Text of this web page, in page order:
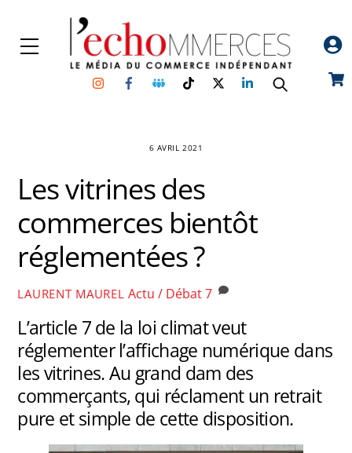
content
Menu
InstagramFacebookGroupe
Facebook
TikTokTwitterLinkedin
6 AVRIL 2021
Les vitrines des
commerces bientôt
réglementées ?
LAURENT MAUREL Actu / Débat7
L’article 7 de la loi climat veut
réglementer l’affichage numérique dans
les vitrines. Au grand dam des
commerçants, qui réclament un retrait
pure et simple de cette disposition.